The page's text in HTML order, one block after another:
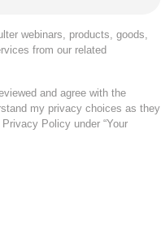
webinars, products, goods,
from our related
and agree with the
my privacy choices as they
Policy under “Your